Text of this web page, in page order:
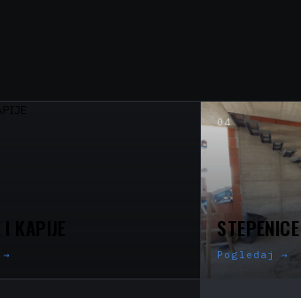
→
04
STEPENICE
Pogledaj →